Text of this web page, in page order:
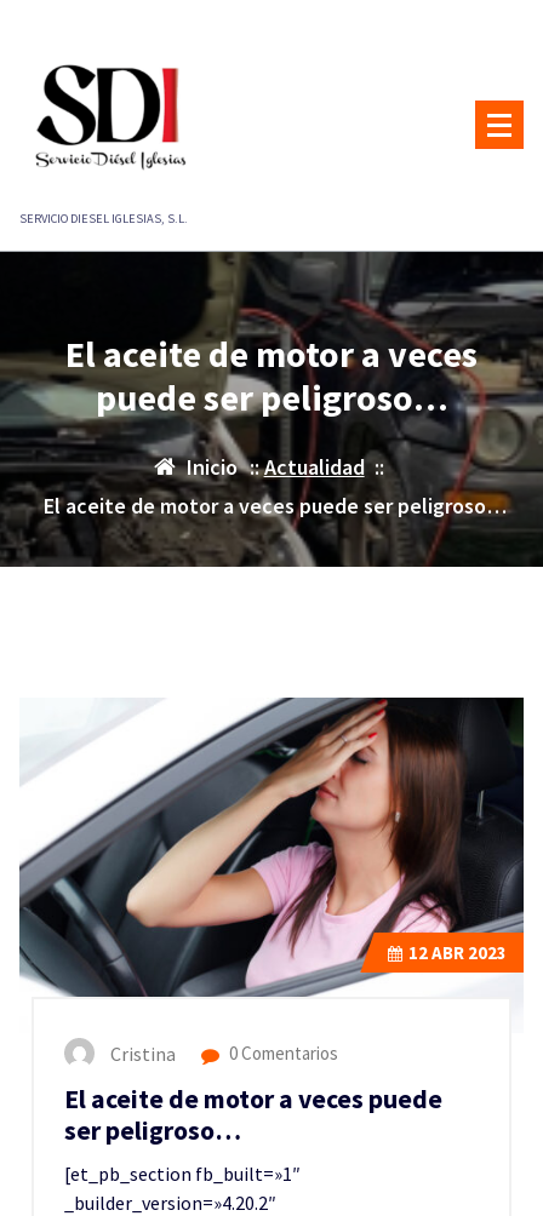
contenido
SERVICIO DIESEL IGLESIAS, S.L.
El aceite de motor a veces
puede ser peligroso…
Inicio ::Actualidad::
El aceite de motor a veces puede ser peligroso…
12ABR 2023
Cristina 0 Comentarios
El aceite de motor a veces puede
ser peligroso…
[et_pb_section fb_built=»1″
_builder_version=»4.20.2″